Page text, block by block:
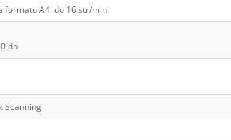
formatu A4: do 16 str/min
dpi
Scanning